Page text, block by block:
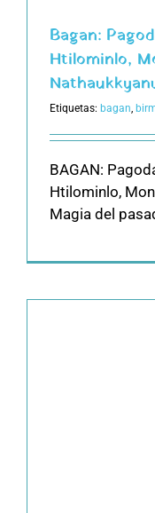
Bagan:
Htilominlo,
Etiquetas: bagan,
BAGAN:
Htilominlo,
Magia del